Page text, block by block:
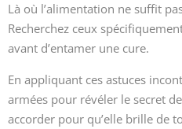
Là où l’alimentation ne suffit
Recherchez ceux
avant d’entamer une cure.
En appliquant ces astuces
armées pour révéler le secret
accorder pour qu’elle brille de